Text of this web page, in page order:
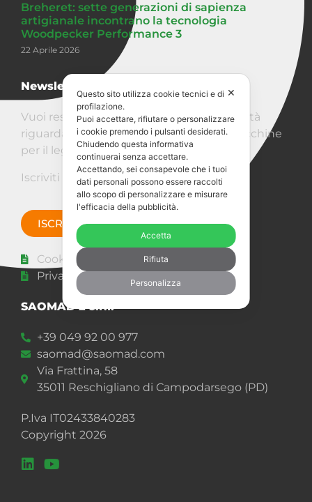
Breheret: sette generazioni di sapienza
artigianale incontrano la tecnologia
Woodpecker Performance 3
22 Aprile 2026
Newsletter
Vuoi restare aggiornato sullle ultime novità
riguardanti Saomad e il mondo delle macchine
per il legno?
Iscriviti alla Newsletter!
ISCRIVITI ORA
Cookie policy
Privacy Statement
SAOMAD 2 s.r.l.
+39 049 92 00 977
saomad@saomad.com
Via Frattina, 58
35011 Reschigliano di Campodarsego (PD)
P.Iva IT02433840283
Copyright 2026
✕
Questo sito utilizza cookie tecnici e di
profilazione.
Puoi accettare, rifiutare o personalizzare
i cookie premendo i pulsanti desiderati.
Chiudendo questa informativa
continuerai senza accettare.
Accettando, sei consapevole che i tuoi
dati personali possono essere raccolti
allo scopo di personalizzare e misurare
l'efficacia della pubblicità.
Accetta
Rifiuta
Personalizza